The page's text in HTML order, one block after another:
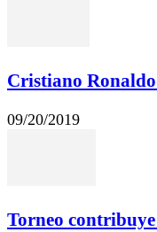
Cristiano
09/20/2019
Torneo